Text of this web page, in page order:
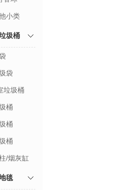
小类
圾桶
袋
垃圾桶
桶
桶
桶
/烟灰缸
毯